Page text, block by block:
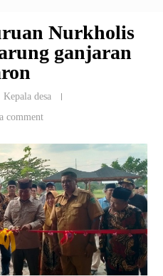
Nurkholis
ganjaran
Kepala desa
comment